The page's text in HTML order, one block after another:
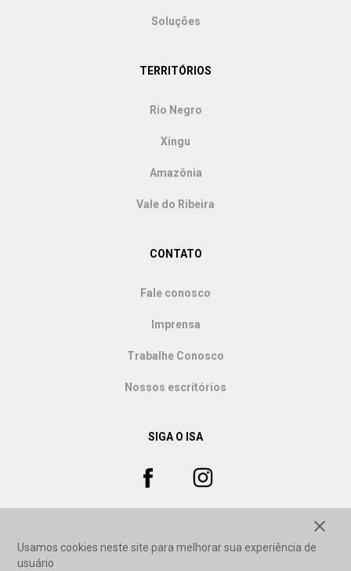
Soluções
TERRITÓRIOS
Rio Negro
Xingu
Amazônia
Vale do Ribeira
CONTATO
Fale conosco
Imprensa
Trabalhe Conosco
Nossos escritórios
SIGA O ISA
Usamos cookies neste site para melhorar sua experiência de
usuário
close